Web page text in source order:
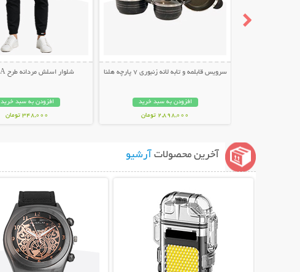
سرویس قابلمه و تابه لانه زنبوری 7 پارچه هلنا
افزودن به سبد خرید
2,898,000 تومان
شلوار اسلش مردانه طرح ALPHA
افزودن به سبد خرید
348,000 تومان
آخرین محصولات آرشیو